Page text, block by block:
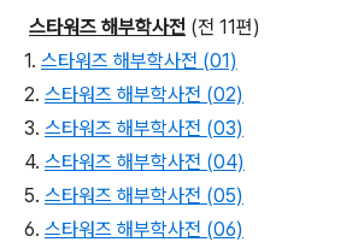
스타워즈 해부학사전 (전 11편)
1. 스타워즈 해부학사전 (01)
2. 스타워즈 해부학사전 (02)
3. 스타워즈 해부학사전 (03)
4. 스타워즈 해부학사전 (04)
5. 스타워즈 해부학사전 (05)
6. 스타워즈 해부학사전 (06)